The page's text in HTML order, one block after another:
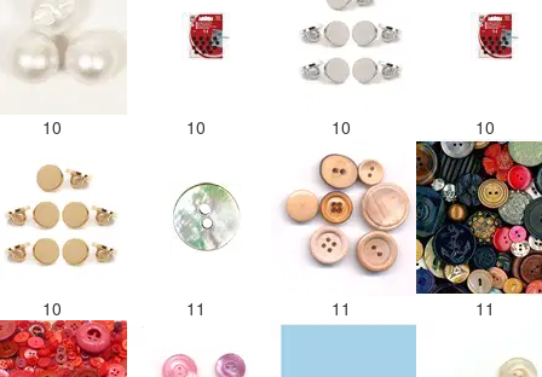
10 10 10 10
10 11 11 11